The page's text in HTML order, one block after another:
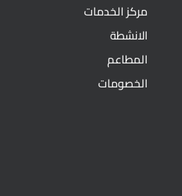
مركز الخدمات
الانشطة
المطاعم
الخصومات